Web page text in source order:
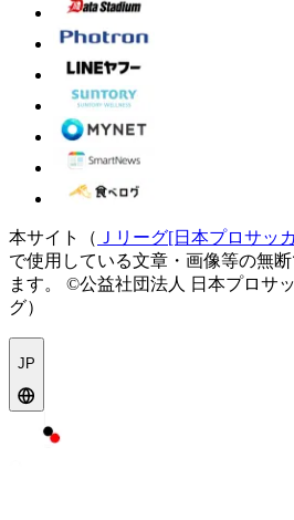
本サイト（ Ｊリーグ[日本プロサッ
で使用している文章・画像等の無
ます。
©公益社団法人 日本プロサ
グ）
JP